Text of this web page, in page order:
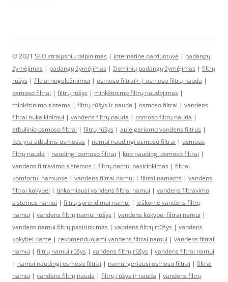
© 2021 SEO straipsniu talpinimas | internetine parduotuve | padangų
žymėjimas | padangų žymėjimas | žieminių padangų žymėjimas | filtrų
rūšys | filtrai nugeležinimui | osmoso filtrai> | osmoso filtrų nauda |
osmoso filtrai | filtrų rūšys | minkštinimo filtrų naudojimas |
minkštinimo sistema | filtrų rūšys ir nauda | osmoso filtrai | vandens
filtrai nukalkinimui | vandens filtrų nauda | osmoso filtrų nauda |
atbulinio osmoso filtrai | filtrų rūšys | apie geriamo vandens filtrus |
kas yra atbulinis osmosas | namui naudingi osmoso filtrai | osmoso
filtrų nauda | naudingi osmoso filtrai | kuo naudingi osmoso filtrai |
vandens filtravimo sistemos | filtrų namui pasirinkimas | filtrai
komfortui namuose | vandens filtrai namui | filtrai namams | vandens
filtrai kokybei | tinkamiausi vandens filtrai namui | vandens filtravimo
sistemos namui | filtrų sprendimai namui | ieškome vandens filtrų
namui | vandens filtrų namui rūšys | vandens kokybei filtrai namui |
vandens namui filtrų pasirinkimas | vandens filtrų rtūšys | vandens
kokybei name | rekomenduojami vandens filtrai namui | vandens filtrai
namui | filtrų namui rūšys | vandens filtrų rūšys | vandens filtrai namui
| namui naudingi osmoso filtrai | namui geriausi osmoso filtrai | filtrai
namui | vandens filtrų nauda | filtrų rūšys ir nauda | vandens filtrų